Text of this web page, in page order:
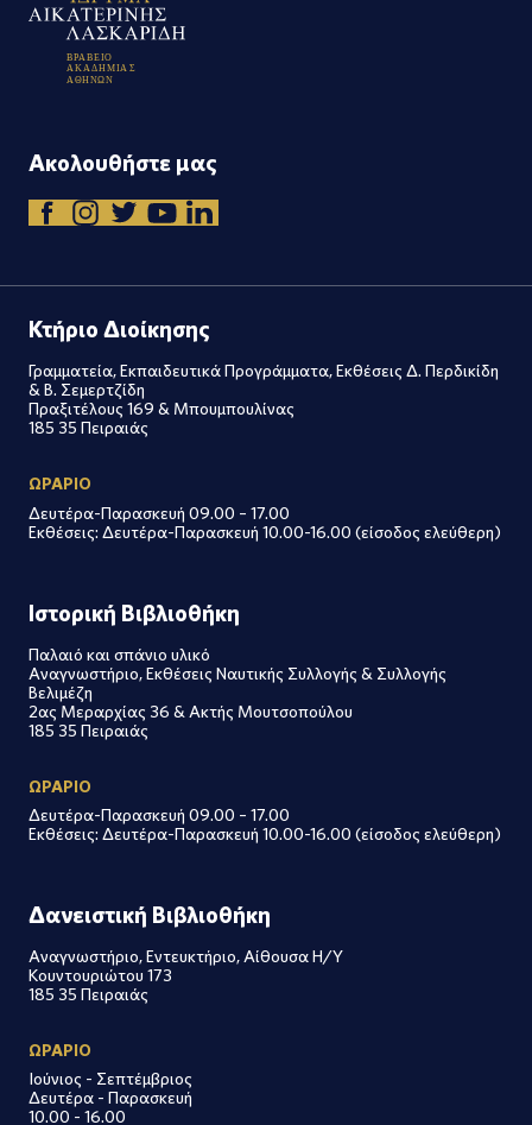
ΒΡΑΒΕΙΟ
ΑΚΑΔΗΜΙΑ Σ
Α ΘΗΝΩΝ
Ακολουθήστε μας
Κτήριο Διοίκησης
Γραμματεία, Εκπαιδευτικά Προγράμματα, Εκθέσεις Δ. Περδικίδη
& Β. Σεμερτζίδη
Πραξιτέλους 169 & Μπουμπουλίνας
185 35 Πειραιάς
ΩΡΑΡΙΟ
Δευτέρα-Παρασκευή 09.00 – 17.00
Εκθέσεις: Δευτέρα-Παρασκευή 10.00-16.00 (είσοδος ελεύθερη)
Ιστορική Βιβλιοθήκη
Παλαιό και σπάνιο υλικό
Αναγνωστήριο, Εκθέσεις Ναυτικής Συλλογής & Συλλογής
Βελιμέζη
2ας Μεραρχίας 36 & Ακτής Μουτσοπούλου
185 35 Πειραιάς
ΩΡΑΡΙΟ
Δευτέρα-Παρασκευή 09.00 – 17.00
Εκθέσεις: Δευτέρα-Παρασκευή 10.00-16.00 (είσοδος ελεύθερη)
Δανειστική Βιβλιοθήκη
Αναγνωστήριο, Εντευκτήριο, Αίθουσα Η/Υ
Κουντουριώτου 173
185 35 Πειραιάς
ΩΡΑΡΙΟ
Ιούνιος - Σεπτέμβριος
Δευτέρα - Παρασκευή
10.00 - 16.00